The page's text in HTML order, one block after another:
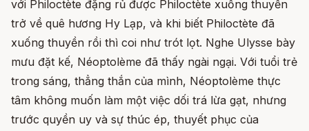
với Philoctète đặng rủ được Philoctète xuống thuyền
trở về quê hương Hy Lạp, và khi biết Philoctète đã
xuống thuyền rồi thì coi như trót lọt. Nghe Ulysse bày
mưu đặt kế, Néoptolème đã thấy ngài ngại. Với tuổi trẻ
trong sáng, thẳng thắn của mình, Néoptolème thực
tâm không muốn làm một việc dối trá lừa gạt, nhưng
trước quyền uy và sự thúc ép, thuyết phục của